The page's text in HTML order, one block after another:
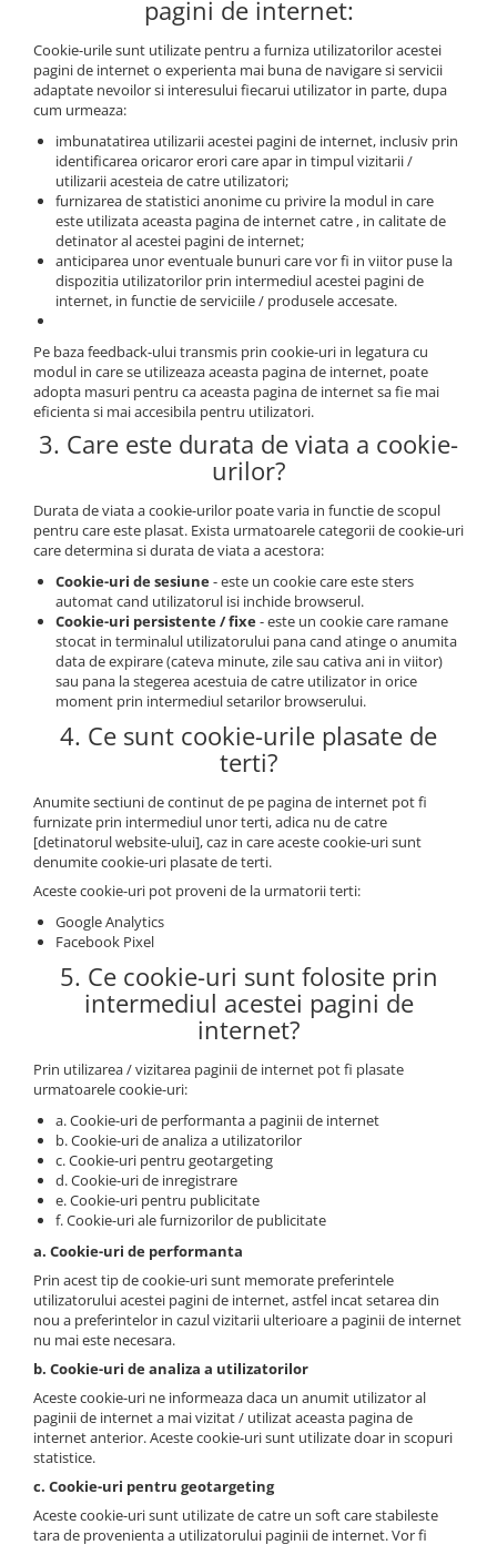
pagini de internet:
Cookie-urile sunt utilizate pentru a furniza utilizatorilor acestei
pagini de internet o experienta mai buna de navigare si servicii
adaptate nevoilor si interesului fiecarui utilizator in parte, dupa
cum urmeaza:
imbunatatirea utilizarii acestei pagini de internet, inclusiv prin
identificarea oricaror erori care apar in timpul vizitarii /
utilizarii acesteia de catre utilizatori;
furnizarea de statistici anonime cu privire la modul in care
este utilizata aceasta pagina de internet catre , in calitate de
detinator al acestei pagini de internet;
anticiparea unor eventuale bunuri care vor fi in viitor puse la
dispozitia utilizatorilor prin intermediul acestei pagini de
internet, in functie de serviciile / produsele accesate.
Pe baza feedback-ului transmis prin cookie-uri in legatura cu
modul in care se utilizeaza aceasta pagina de internet, poate
adopta masuri pentru ca aceasta pagina de internet sa fie mai
eficienta si mai accesibila pentru utilizatori.
3. Care este durata de viata a cookie-
urilor?
Durata de viata a cookie-urilor poate varia in functie de scopul
pentru care este plasat. Exista urmatoarele categorii de cookie-uri
care determina si durata de viata a acestora:
Cookie-uri de sesiune- este un cookie care este sters
automat cand utilizatorul isi inchide browserul.
Cookie-uri persistente / fixe- este un cookie care ramane
stocat in terminalul utilizatorului pana cand atinge o anumita
data de expirare (cateva minute, zile sau cativa ani in viitor)
sau pana la stegerea acestuia de catre utilizator in orice
moment prin intermediul setarilor browserului.
4. Ce sunt cookie-urile plasate de
terti?
Anumite sectiuni de continut de pe pagina de internet pot fi
furnizate prin intermediul unor terti, adica nu de catre
[detinatorul website-ului], caz in care aceste cookie-uri sunt
denumite cookie-uri plasate de terti.
Aceste cookie-uri pot proveni de la urmatorii terti:
Google Analytics
Facebook Pixel
5. Ce cookie-uri sunt folosite prin
intermediul acestei pagini de
internet?
Prin utilizarea / vizitarea paginii de internet pot fi plasate
urmatoarele cookie-uri:
a. Cookie-uri de performanta a paginii de internet
b. Cookie-uri de analiza a utilizatorilor
c. Cookie-uri pentru geotargeting
d. Cookie-uri de inregistrare
e. Cookie-uri pentru publicitate
f. Cookie-uri ale furnizorilor de publicitate
a. Cookie-uri de performanta
Prin acest tip de cookie-uri sunt memorate preferintele
utilizatorului acestei pagini de internet, astfel incat setarea din
nou a preferintelor in cazul vizitarii ulterioare a paginii de internet
nu mai este necesara.
b. Cookie-uri de analiza a utilizatorilor
Aceste cookie-uri ne informeaza daca un anumit utilizator al
paginii de internet a mai vizitat / utilizat aceasta pagina de
internet anterior. Aceste cookie-uri sunt utilizate doar in scopuri
statistice.
c. Cookie-uri pentru geotargeting
Aceste cookie-uri sunt utilizate de catre un soft care stabileste
tara de provenienta a utilizatorului paginii de internet. Vor fi